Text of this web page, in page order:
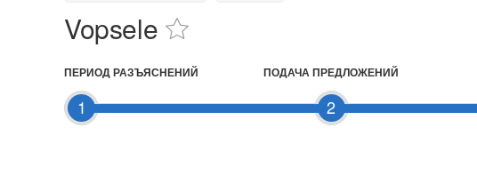
Vopsele
1
ПЕРИОД РАЗЪЯСНЕНИЙ
2
ПОДАЧА ПРЕДЛОЖЕНИЙ